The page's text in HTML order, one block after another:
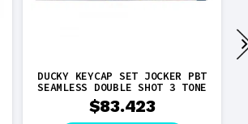
DUCKY KEYCAP SET JOCKER PBT
SEAMLESS DOUBLE SHOT 3 TONE
$83.423